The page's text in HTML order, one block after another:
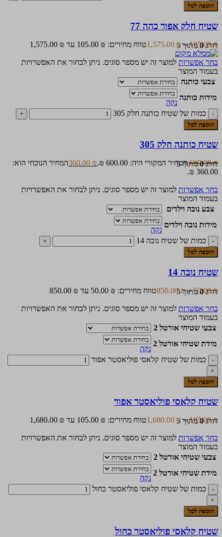
הוספה לסל
שטיח חלק אפור כהה 77
דורג0מתוך 5105.00₪
–
1,575.00 ₪ טווח מחירים: ⁦105.00 ₪⁩ עד ⁦1,575.00 ₪⁩
בחר אפשרות למוצר זה יש מספר סוגים. ניתן לבחור את האפשרויות
בעמוד המוצר
צבעי כותנה
מידות כותנה
נקה
כמות של שטיח כותנה חלק 305
הוספה לסל
שטיח כותנה חלק 305
דורג0מתוך 5600.00₪ המחיר המקורי היה: 600.00 ₪. 360.00 ₪
המחיר הנוכחי הוא:
360.00 ₪.
בחר אפשרות למוצר זה יש מספר סוגים. ניתן לבחור את האפשרויות
בעמוד המוצר
צבע נובה וילדים
מידות נובה וילדים
נקה
כמות של שטיח נובה 14
הוספה לסל
שטיח נובה 14
דורג0מתוך 550.00₪
–
850.00₪ טווח מחירים: ⁦50.00 ₪⁩ עד ⁦850.00 ₪⁩
בחר אפשרות למוצר זה יש מספר סוגים. ניתן לבחור את האפשרויות
בעמוד המוצר
צבעי שטיחי אורטל 2
מידת שטיחי אורטל 2
נקה
כמות של שטיח קלאסי פוליאסטר אפור
הוספה לסל
שטיח קלאסי פוליאסטר אפור
דורג0מתוך 5105.00₪
–
1,680.00 ₪ טווח מחירים: ⁦105.00 ₪⁩ עד ⁦1,680.00 ₪⁩
בחר אפשרות למוצר זה יש מספר סוגים. ניתן לבחור את האפשרויות
בעמוד המוצר
צבעי שטיחי אורטל 2
מידת שטיחי אורטל 2
נקה
כמות של שטיח קלאסי פוליאסטר כחול
הוספה לסל
שטיח קלאסי פוליאסטר כחול